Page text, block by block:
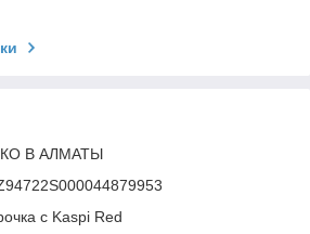
В АЛМАТЫ
с Kaspi Red